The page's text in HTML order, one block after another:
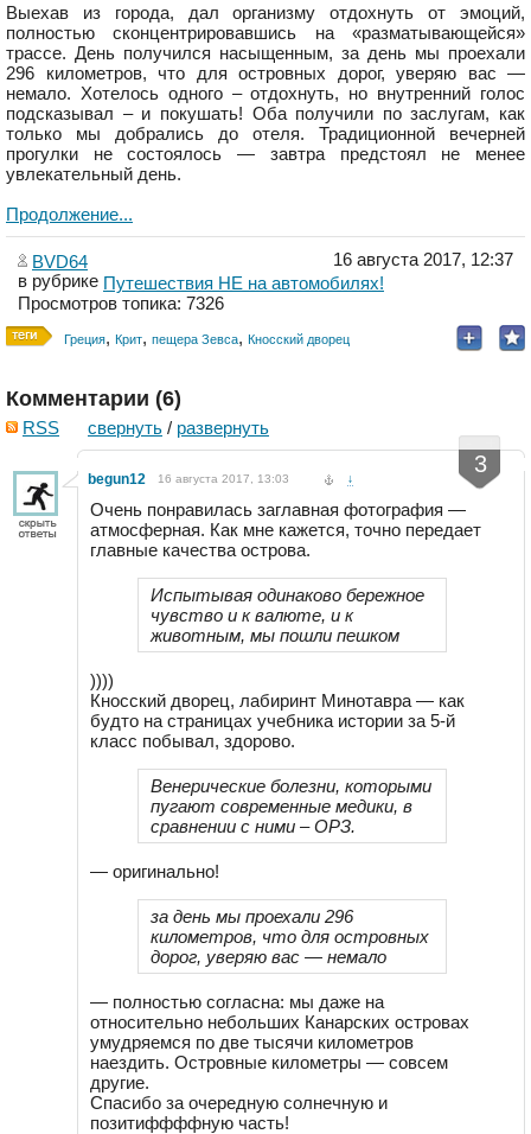
Выехав из города, дал организму отдохнуть от эмоций,
полностью сконцентрировавшись на «разматывающейся»
трассе. День получился насыщенным, за день мы проехали
296 километров, что для островных дорог, уверяю вас —
немало. Хотелось одного – отдохнуть, но внутренний голос
подсказывал – и покушать! Оба получили по заслугам, как
только мы добрались до отеля. Традиционной вечерней
прогулки не состоялось — завтра предстоял не менее
увлекательный день.
Продолжение...
BVD64
16 августа 2017, 12:37
в рубрике Путешествия НЕ на автомобилях!
Просмотров топика: 7326
Греция, Крит, пещера Зевса, Кносский дворец
Комментарии (6)
RSS свернуть / развернуть
3
begun12 16 августа 2017, 13:03 ↓
Очень понравилась заглавная фотография —
атмосферная. Как мне кажется, точно передает
главные качества острова.
Испытывая одинаково бережное
чувство и к валюте, и к
животным, мы пошли пешком
))))
Кносский дворец, лабиринт Минотавра — как
будто на страницах учебника истории за 5-й
класс побывал, здорово.
Венерические болезни, которыми
пугают современные медики, в
сравнении с ними – ОРЗ.
— оригинально!
за день мы проехали 296
километров, что для островных
дорог, уверяю вас — немало
— полностью согласна: мы даже на
относительно небольших Канарских островах
умудряемся по две тысячи километров
наездить. Островные километры — совсем
другие.
Спасибо за очередную солнечную и
позитиффффную часть!